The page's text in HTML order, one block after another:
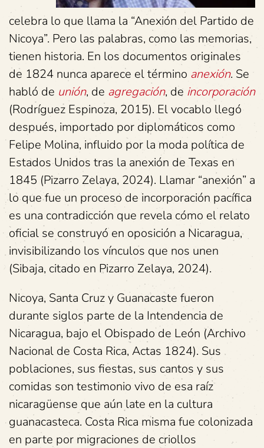
celebra lo que llama la “Anexión del Partido de
Nicoya”. Pero las palabras, como las memorias,
tienen historia. En los documentos originales
de 1824 nunca aparece el término anexión. Se
habló de unión, de agregación, de incorporación
(Rodríguez Espinoza, 2015). El vocablo llegó
después, importado por diplomáticos como
Felipe Molina, influido por la moda política de
Estados Unidos tras la anexión de Texas en
1845 (Pizarro Zelaya, 2024). Llamar “anexión” a
lo que fue un proceso de incorporación pacífica
es una contradicción que revela cómo el relato
oficial se construyó en oposición a Nicaragua,
invisibilizando los vínculos que nos unen
(Sibaja, citado en Pizarro Zelaya, 2024).
Nicoya, Santa Cruz y Guanacaste fueron
durante siglos parte de la Intendencia de
Nicaragua, bajo el Obispado de León (Archivo
Nacional de Costa Rica, Actas 1824). Sus
poblaciones, sus fiestas, sus cantos y sus
comidas son testimonio vivo de esa raíz
nicaragüense que aún late en la cultura
guanacasteca. Costa Rica misma fue colonizada
en parte por migraciones de criollos